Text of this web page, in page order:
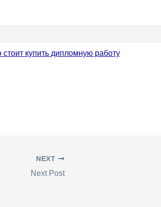
стоит купить дипломную работу
NEXT
Next Post